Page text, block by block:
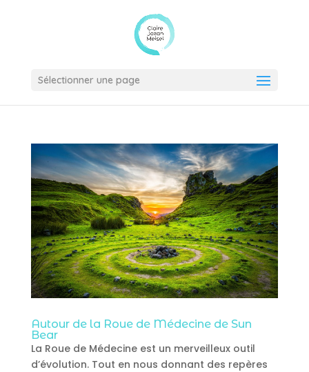
Sélectionner une page
Autour de la Roue de Médecine de Sun
Bear
La Roue de Médecine est un merveilleux outil
d’évolution. Tout en nous donnant des repères